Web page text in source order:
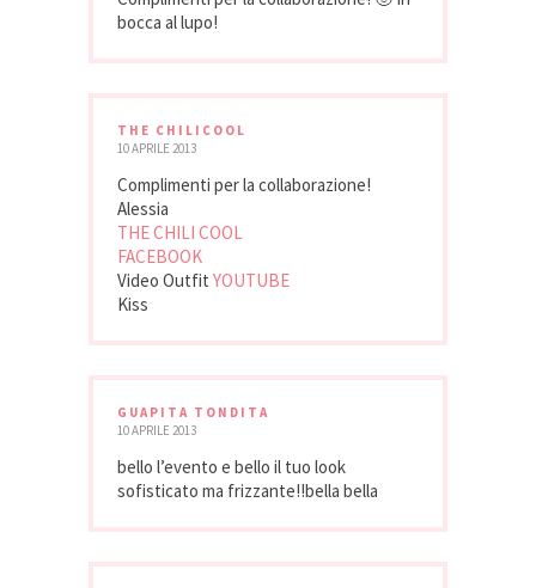
bocca al lupo!
THE CHILICOOL
10 APRILE 2013
Complimenti per la collaborazione!
Alessia
THE CHILI COOL
FACEBOOK
Video Outfit YOUTUBE
Kiss
GUAPITA TONDITA
10 APRILE 2013
bello l’evento e bello il tuo look
sofisticato ma frizzante!!bella bella